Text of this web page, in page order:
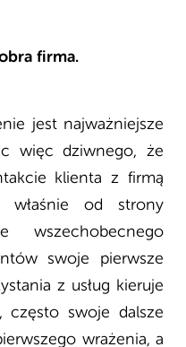
firma.
jest najważniejsze
więc dziwnego, że
klienta z firmą
od strony
wszechobecnego
swoje pierwsze
z usług kieruje
często swoje dalsze
wrażenia, a